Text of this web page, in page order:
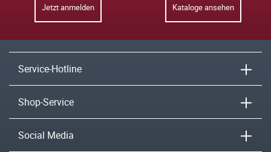
Jetzt anmelden Kataloge ansehen
Service-Hotline
Shop-Service
Social Media